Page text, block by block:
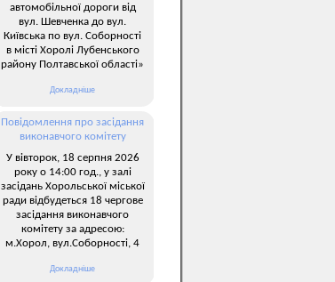
автомобільної дороги від
вул. Шевченка до вул.
Київська по вул. Соборності
в місті Хоролі Лубенського
району Полтавської області»
Докладніше
Повідомлення про засідання
виконавчого комітету
У вівторок, 18 серпня 2026
року о 14:00 год., у залі
засідань Хорольської міської
ради відбудеться 18 чергове
засідання виконавчого
комітету за адресою:
м.Хорол, вул.Соборності, 4
Докладніше